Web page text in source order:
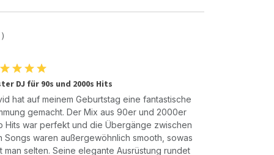
DJ für 90s und 2000s Hits
hat auf meinem Geburtstag eine fantastische
gemacht. Der Mix aus 90er und 2000er
Hits war perfekt und die Übergänge zwischen
Songs waren außergewöhnlich smooth, sowas
man selten. Seine elegante Ausrüstung rundet